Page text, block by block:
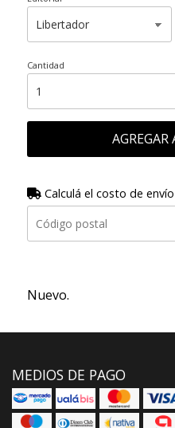
Cantidad
AGREGAR
Calculá el costo de envío
Nuevo.
MEDIOS DE PAGO